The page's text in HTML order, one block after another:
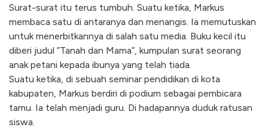
Surat-surat itu terus tumbuh. Suatu ketika, Markus
membaca satu di antaranya dan menangis. Ia memutuskan
untuk menerbitkannya di salah satu media. Buku kecil itu
diberi judul ”Tanah dan Mama”, kumpulan surat seorang
anak petani kepada ibunya yang telah tiada.
Suatu ketika, di sebuah seminar pendidikan di kota
kabupaten, Markus berdiri di podium sebagai pembicara
tamu. Ia telah menjadi guru. Di hadapannya duduk ratusan
siswa.